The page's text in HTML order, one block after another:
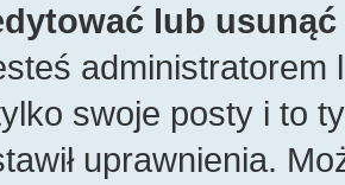
lub
swoje posty i to
uprawnienia.